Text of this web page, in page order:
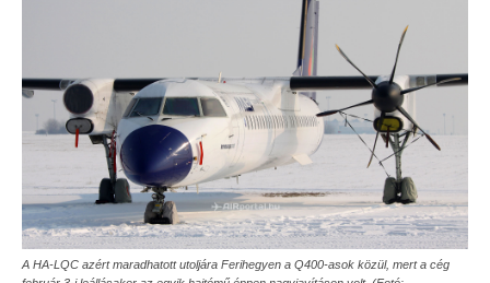
A HA-LQC azért maradhatott utoljára Ferihegyen a Q400-asok közül, mert a cég